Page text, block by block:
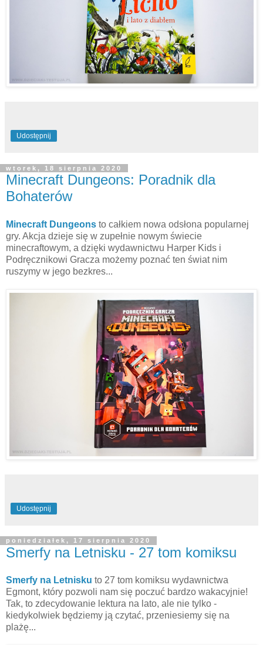
Udostępnij
wtorek, 18 sierpnia 2020
Minecraft Dungeons: Poradnik dla
Bohaterów
Minecraft Dungeons to całkiem nowa odsłona popularnej
gry. Akcja dzieje się w zupełnie nowym świecie
minecraftowym, a dzięki wydawnictwu Harper Kids i
Podręcznikowi Gracza możemy poznać ten świat nim
ruszymy w jego bezkres...
Udostępnij
poniedziałek, 17 sierpnia 2020
Smerfy na Letnisku - 27 tom komiksu
Smerfy na Letnisku to 27 tom komiksu wydawnictwa
Egmont, który pozwoli nam się poczuć bardzo wakacyjnie!
Tak, to zdecydowanie lektura na lato, ale nie tylko -
kiedykolwiek będziemy ją czytać, przeniesiemy się na
plażę...